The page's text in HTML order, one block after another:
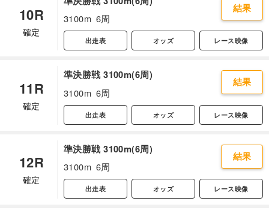
10R
確定
3100m 6周
結果
出走表 オッズ レース映像
11R
確定
準決勝戦 3100m(6周)
3100m 6周
結果
出走表 オッズ レース映像
12R
確定
準決勝戦 3100m(6周)
3100m 6周
結果
出走表 オッズ レース映像